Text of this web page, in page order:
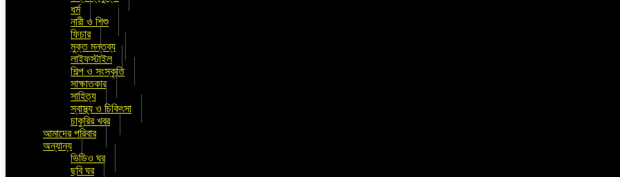
ধর্ম
নারী ও শিশু
ফিচার
মুক্ত মন্তব্য
লাইফস্টাইল
শিল্প ও সংস্কৃতি
সাক্ষাতকার
সাহিত্য
স্বাস্থ্য ও চিকিৎসা
চাকুরির খবর
আমাদের পরিবার
অন্যান্য
ভিডিও ঘর
ছবি ঘর